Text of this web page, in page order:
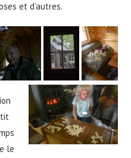
et d’autres.
le